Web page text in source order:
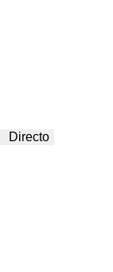
Directo